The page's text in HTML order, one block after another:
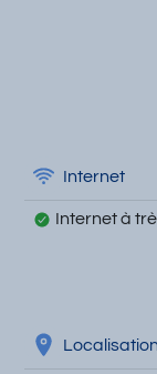
Internet
Internet à
Localisation